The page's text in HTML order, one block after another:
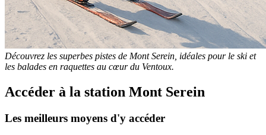
Découvrez les superbes pistes de Mont Serein, idéales pour le ski et
les balades en raquettes au cœur du Ventoux.
Accéder à la station Mont Serein
Les meilleurs moyens d'y accéder